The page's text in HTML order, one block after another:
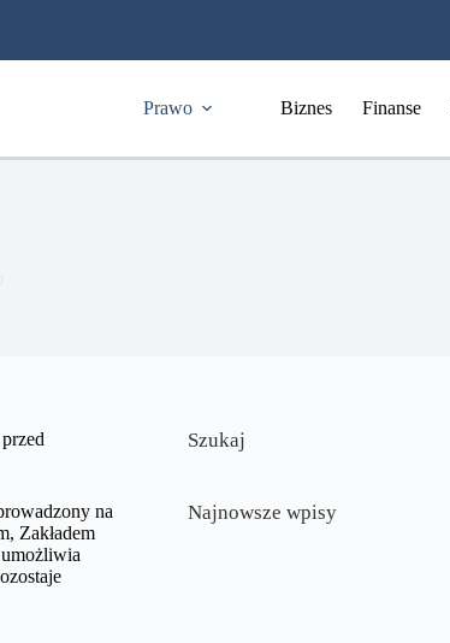
Prawo Biznes Finanse
na
Zakładem
Szukaj
Najnowsze wpisy